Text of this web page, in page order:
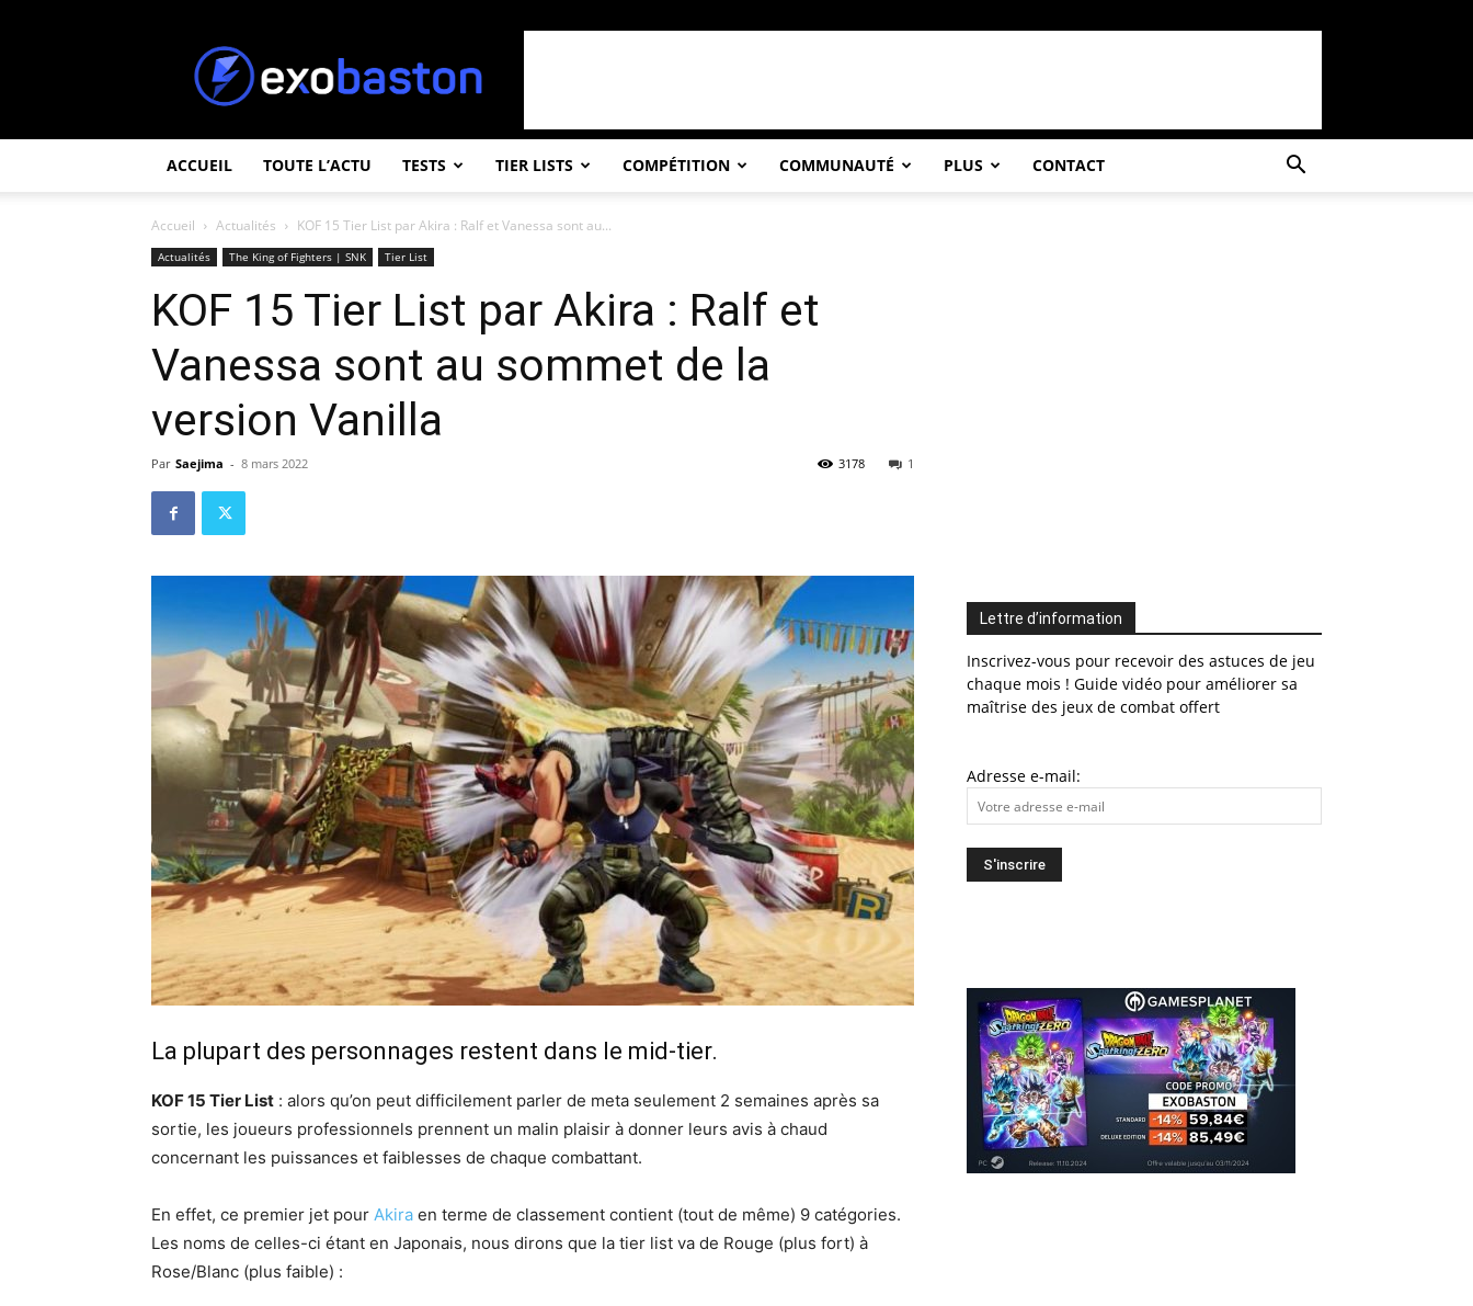
ACCUEIL TOUTE L’ACTU TESTS TIER LISTS COMPÉTITION COMMUNAUTÉ PLUS CONTACT
Accueil Actualités KOF 15 Tier List par Akira : Ralf et Vanessa sont au...
Actualités The King of Fighters | SNK Tier List
KOF 15 Tier List par Akira : Ralf et
Vanessa sont au sommet de la
version Vanilla
Par Saejima - 8 mars 2022 1
3178
La plupart des personnages restent dans le mid-tier.
KOF 15 Tier List : alors qu’on peut difficilement parler de meta seulement 2 semaines après sa
sortie, les joueurs professionnels prennent un malin plaisir à donner leurs avis à chaud
concernant les puissances et faiblesses de chaque combattant.
En effet, ce premier jet pour Akira en terme de classement contient (tout de même) 9 catégories.
Les noms de celles-ci étant en Japonais, nous dirons que la tier list va de Rouge (plus fort) à
Rose/Blanc (plus faible) :
Lettre d’information
Inscrivez-vous pour recevoir des astuces de jeu
chaque mois ! Guide vidéo pour améliorer sa
maîtrise des jeux de combat offert
Adresse e-mail: